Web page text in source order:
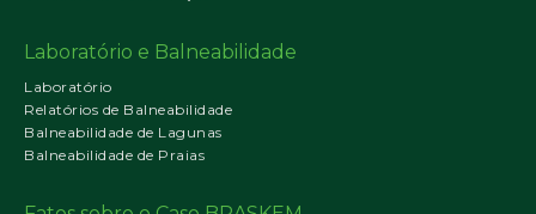
Laboratório e Balneabilidade
Laboratório
Relatórios de Balneabilidade
Balneabilidade de Lagunas
Balneabilidade de Praias